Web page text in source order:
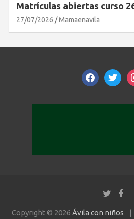
Matrículas abiertas curso
27/07/2026 Mamaenavila
facebooktwitter
Copyright © 2026 Ávila con niños